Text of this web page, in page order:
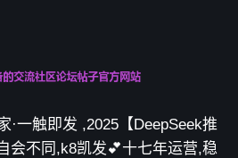
·一触即发 ,2025【DeepSeek推
会不同,k8凯发💕十七年运营,稳